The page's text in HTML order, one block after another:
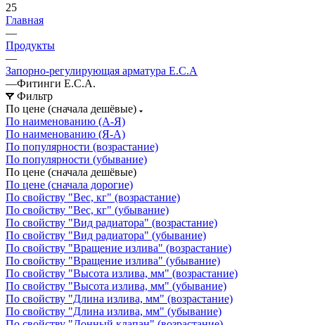
25
Главная
—
Продукты
—
Запорно-регулирующая арматура E.C.A
—Фитинги E.C.A.
Фильтр
По цене (сначала дешёвые)
По наименованию (А-Я)
По наименованию (Я-А)
По популярности (возрастание)
По популярности (убывание)
По цене (сначала дешёвые)
По цене (сначала дорогие)
По свойству "Вес, кг" (возрастание)
По свойству "Вес, кг" (убывание)
По свойству "Вид радиатора" (возрастание)
По свойству "Вид радиатора" (убывание)
По свойству "Вращение излива" (возрастание)
По свойству "Вращение излива" (убывание)
По свойству "Высота излива, мм" (возрастание)
По свойству "Высота излива, мм" (убывание)
По свойству "Длина излива, мм" (возрастание)
По свойству "Длина излива, мм" (убывание)